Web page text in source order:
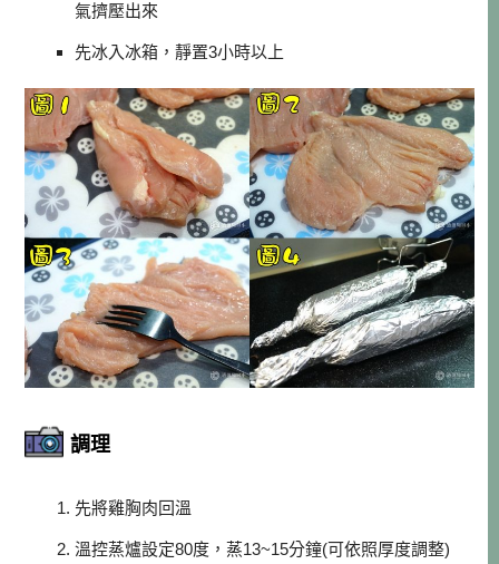
氣擠壓出來
先冰入冰箱，靜置3小時以上
調理
先將雞胸肉回溫
溫控蒸爐設定80度，蒸13~15分鐘(可依照厚度調整)